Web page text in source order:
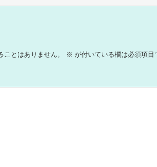
とはありません。 ※ が付いている欄は必須項目